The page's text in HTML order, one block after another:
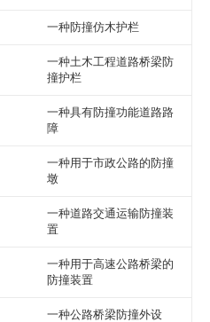
一种防撞仿木护栏
一种土木工程道路桥梁防
撞护栏
一种具有防撞功能道路路
障
一种用于市政公路的防撞
墩
一种道路交通运输防撞装
置
一种用于高速公路桥梁的
防撞装置
一种公路桥梁防撞外设